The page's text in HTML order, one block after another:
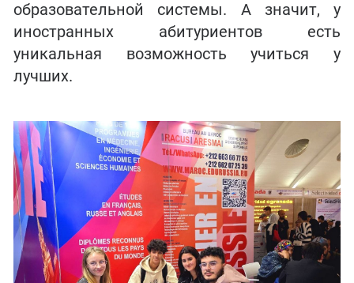
образовательной системы. А значит, у
иностранных абитуриентов есть
уникальная возможность учиться у
лучших.